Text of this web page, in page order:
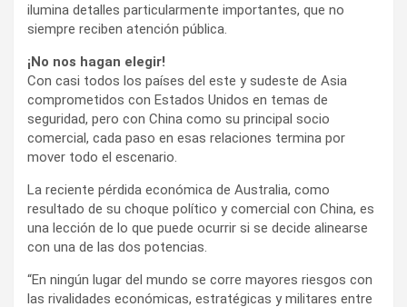
ilumina detalles particularmente importantes, que no
siempre reciben atención pública.
¡No nos hagan elegir!
Con casi todos los países del este y sudeste de Asia
comprometidos con Estados Unidos en temas de
seguridad, pero con China como su principal socio
comercial, cada paso en esas relaciones termina por
mover todo el escenario.
La reciente pérdida económica de Australia, como
resultado de su choque político y comercial con China, es
una lección de lo que puede ocurrir si se decide alinearse
con una de las dos potencias.
“En ningún lugar del mundo se corre mayores riesgos con
las rivalidades económicas, estratégicas y militares entre